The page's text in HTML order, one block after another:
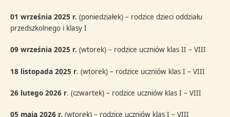
01 września 2025 r.(poniedziałek) – rodzice dzieci oddziału
przedszkolnego i klasy I
09 września 2025 r. (wtorek) – rodzice uczniów klas II – VIII
18 listopada 2025 r. (wtorek) – rodzice uczniów klas I – VIII
26 lutego 2026 r. (czwartek) – rodzice uczniów klas I – VIII
05 maja 2026 r. (wtorek) – rodzice uczniów klas I – VIII